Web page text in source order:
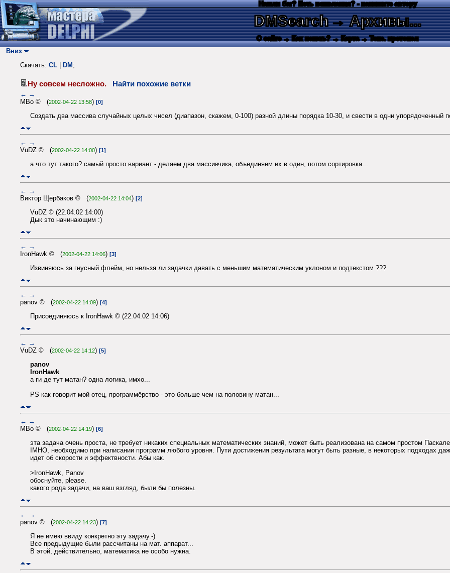
Нашли баг? Есть пожелания? - напишите автору
DMSearch→ Архивы...
О сайте → Как искать? → Карта → Текс. протокол
Вниз
Скачать: CL DM ;
Ну совсем несложно. Найти похожие ветки
← →
MBo © (2002-04-22 13:58) [0]
Создать два массива случайных целых чисел (диапазон, скажем, 0-100) разной длины порядка 10-30, и свести в одни упорядоченный
← →
VuDZ © (2002-04-22 14:00) [1]
а что тут такого? самый просто вариант - делаем два массивчика, объединяем их в один, потом сортировка...
← →
Виктор Щербаков © (2002-04-22 14:04) [2]
VuDZ © (22.04.02 14:00)
Дык это начинающим :)
← →
IronHawk © (2002-04-22 14:06) [3]
Извиняюсь за гнусный флейм, но нельзя ли задачки давать с меньшим математическим уклоном и подтекстом ???
← →
panov © (2002-04-22 14:09) [4]
Присоединяюсь к IronHawk © (22.04.02 14:06)
← →
VuDZ © (2002-04-22 14:12) [5]
panov
IronHawk
а ги де тут матан? одна логика, имхо...
PS как говорит мой отец, программёрство - это больше чем на половину матан...
← →
MBo © (2002-04-22 14:19) [6]
эта задача очень проста, не требует никаких специальных математических знаний, может быть реализована на самом простом
IMHO, необходимо при написании программ любого уровня. Пути достижения результата могут быть разные, в некоторых подходах
идет об скорости и эффектвности. Абы как.
>IronHawk, Panov
обоснуйте, please.
какого рода задачи, на ваш взгляд, были бы полезны.
← →
panov © (2002-04-22 14:23) [7]
Я не имею ввиду конкретно эту задачу.-)
Все предыдущие были рассчитаны на мат. аппарат...
В этой, действительно, математика не особо нужна.